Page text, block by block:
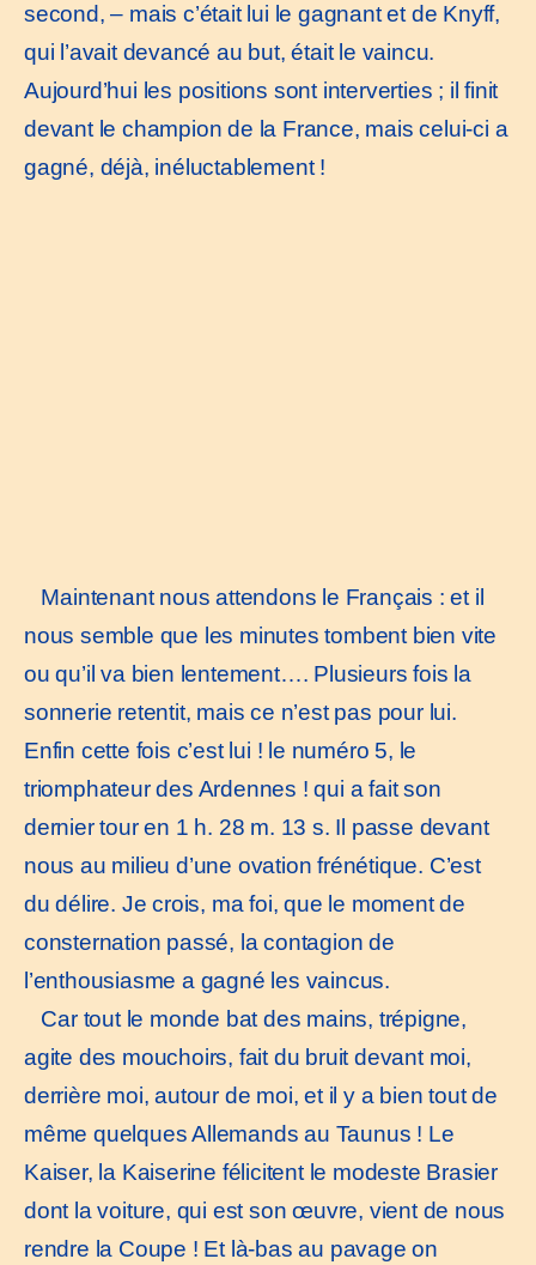
second, – mais c’était lui le gagnant et de Knyff,
qui l’avait devancé au but, était le vaincu.
Aujourd’hui les positions sont interverties ; il finit
devant le champion de la France, mais celui-ci a
gagné, déjà, inéluctablement !
Maintenant nous attendons le Français : et il
nous semble que les minutes tombent bien vite
ou qu’il va bien lentement…. Plusieurs fois la
sonnerie retentit, mais ce n’est pas pour lui.
Enfin cette fois c’est lui ! le numéro 5, le
triomphateur des Ardennes ! qui a fait son
dernier tour en 1 h. 28 m. 13 s. Il passe devant
nous au milieu d’une ovation frénétique. C’est
du délire. Je crois, ma foi, que le moment de
consternation passé, la contagion de
l’enthousiasme a gagné les vaincus.
Car tout le monde bat des mains, trépigne,
agite des mouchoirs, fait du bruit devant moi,
derrière moi, autour de moi, et il y a bien tout de
même quelques Allemands au Taunus ! Le
Kaiser, la Kaiserine félicitent le modeste Brasier
dont la voiture, qui est son œuvre, vient de nous
rendre la Coupe ! Et là-bas au pavage on